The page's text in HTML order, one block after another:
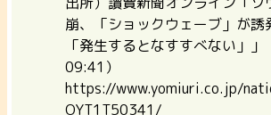
崩、「ショックウェーブ」が
「発生するとなすすべない」
09:41）
https://www.yomiuri.co.jp/
OYT1T50341/